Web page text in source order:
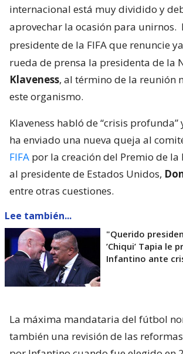
internacional está muy dividido y
aprovechar la ocasión para unirnos.
presidente de la FIFA que renuncie
rueda de prensa la presidenta de la
Klaveness, al término de la reunión
este organismo.
Klaveness habló de “crisis
ha enviado una nueva queja al
FIFA por la creación del Premio de la
al presidente de Estados Unidos,
entre otras cuestiones.
Lee también...
"Querido
’Chiqui’ Tapia le
Infantino ante
La máxima mandataria del fútbol
también una revisión de las